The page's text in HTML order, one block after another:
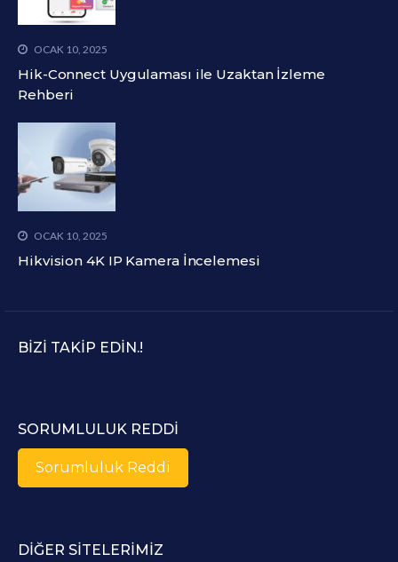
OCAK 10, 2025
Hik-Connect Uygulaması ile Uzaktan İzleme
Rehberi
OCAK 10, 2025
Hikvision 4K IP Kamera İncelemesi
BIZI TAKIP EDIN.!
SORUMLULUK REDDI
Sorumluluk Reddi
DIĞER SITELERIMIZ